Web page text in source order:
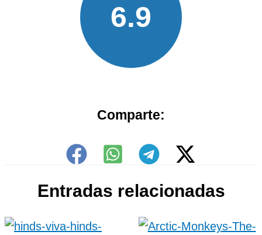
6.9
Comparte:
Entradas relacionadas